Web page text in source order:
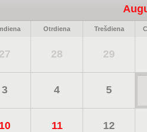
Otrdiena Trešdiena
27 28 29
3 4 5
10 11 12